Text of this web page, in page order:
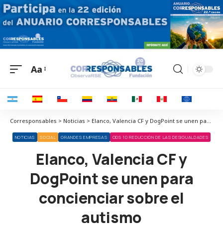
Aa
Corresponsables > Noticias > Elanco, Valencia CF y DogPoint se unen para concienciar sobre el autismo
NOTICIAS SOCIAL GRANDES EMPRESAS ODS 10 REDUCCIÓN DE LAS DESIGUALDADES
Elanco, Valencia CF y
DogPoint se unen para
concienciar sobre el
autismo